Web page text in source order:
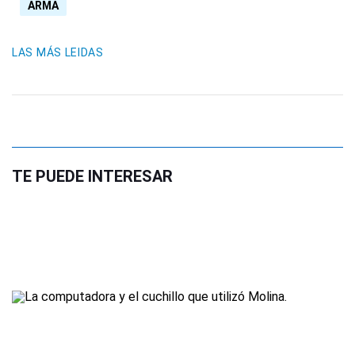
ARMA
LAS MÁS LEIDAS
TE PUEDE INTERESAR